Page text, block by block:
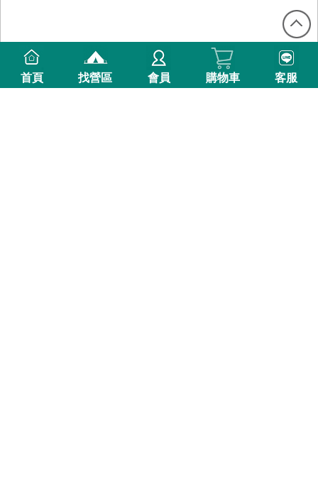
首頁 找營區 會員 購物車 客服